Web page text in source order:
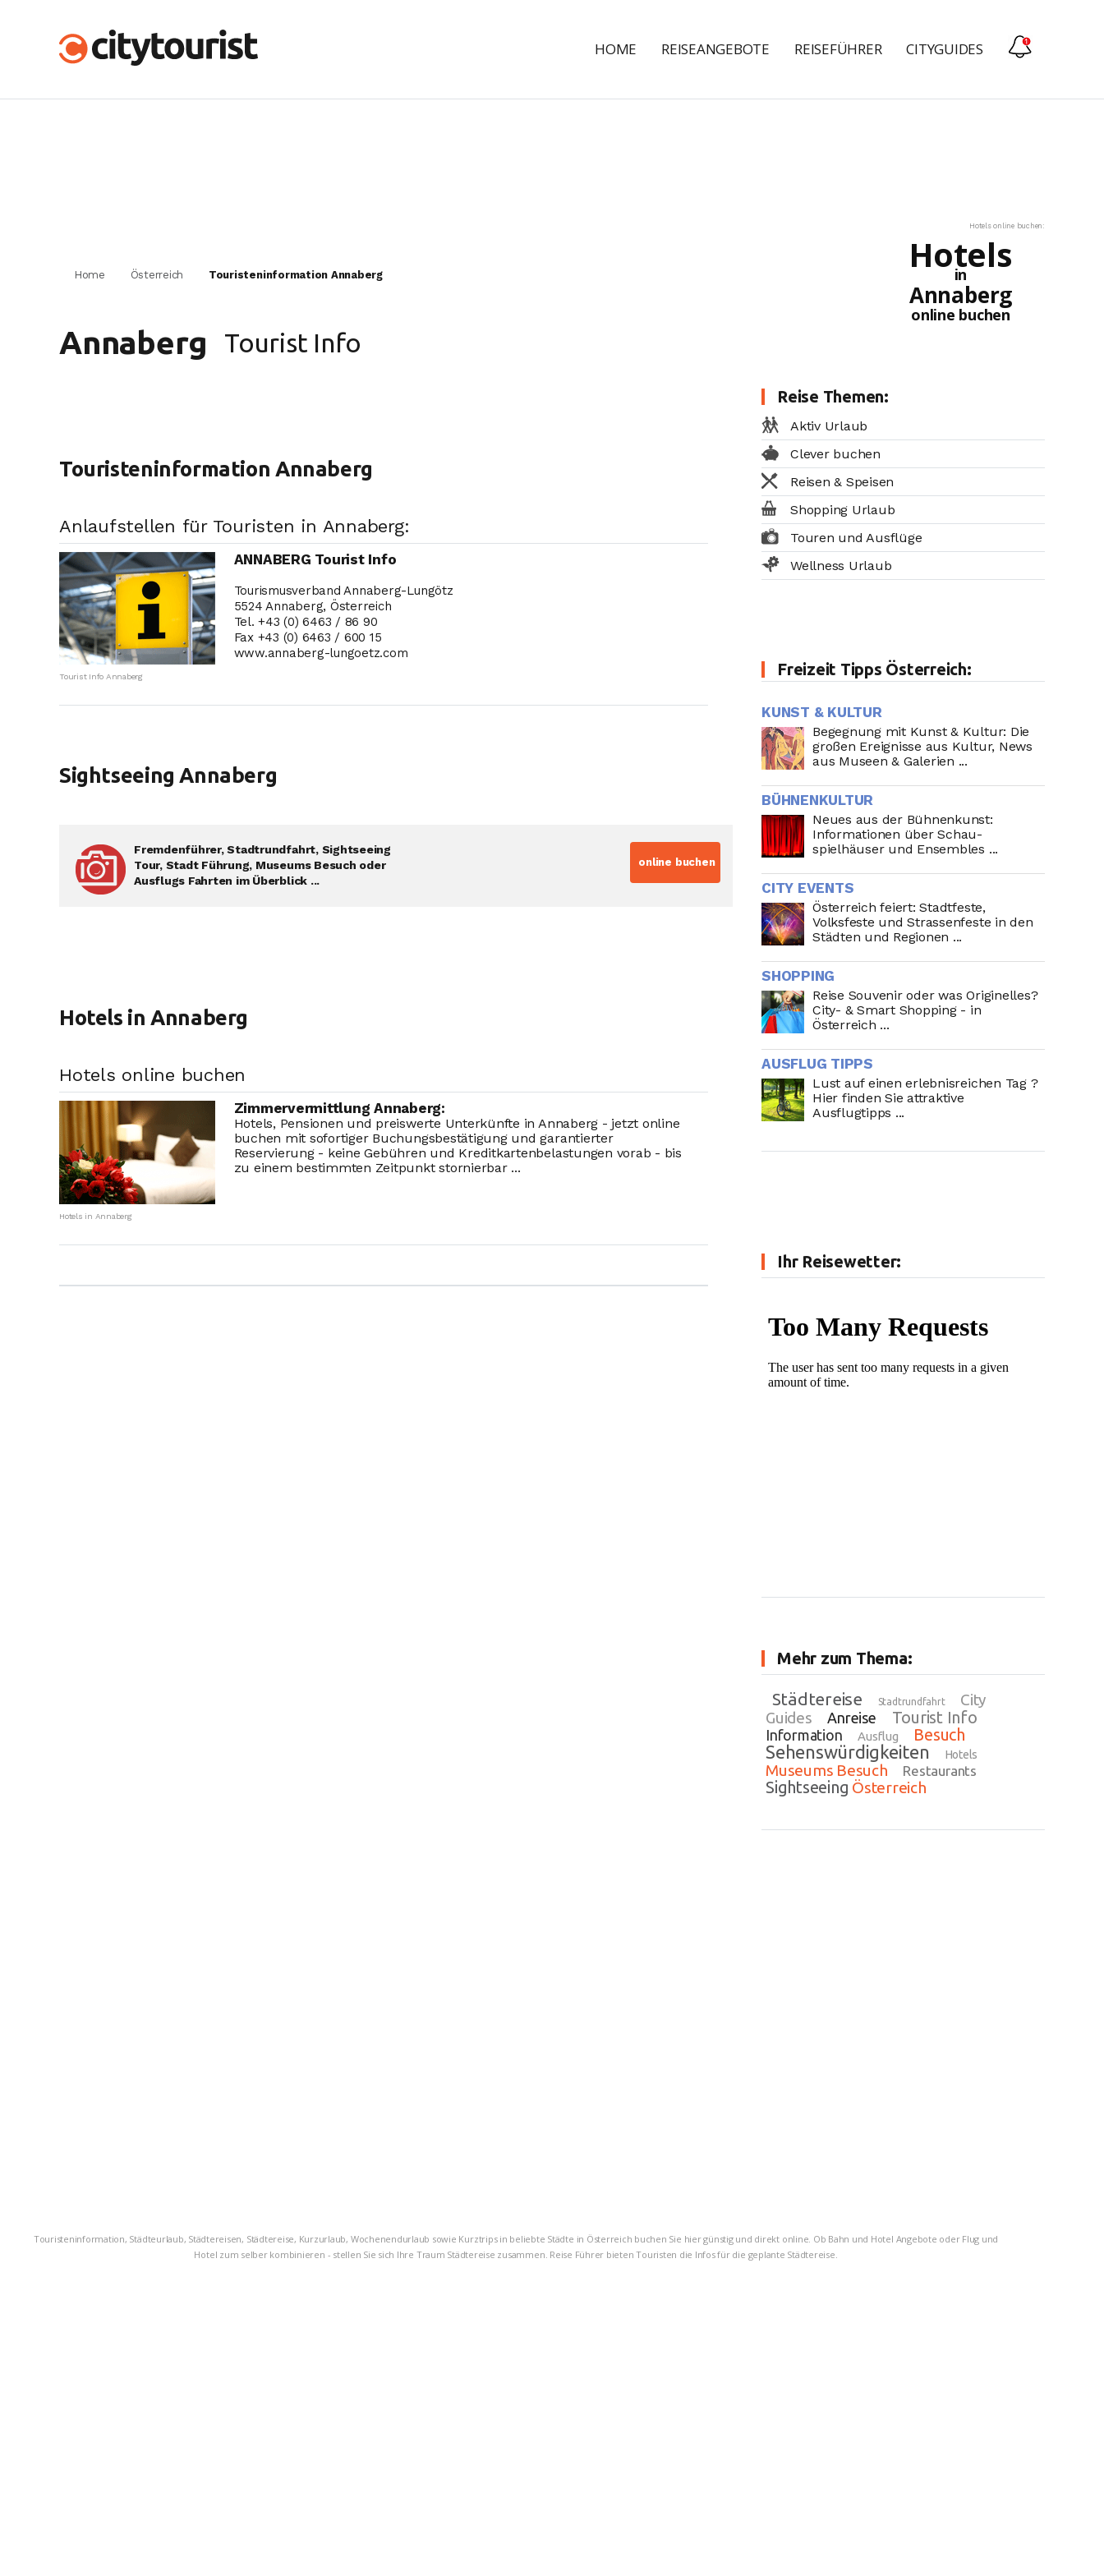
CITYGUIDES
REISEFÜHRER
REISEANGEBOTE
HOME
Home Österreich Touristeninformation Annaberg
Annaberg Tourist Info
Touristeninformation Annaberg
Anlaufstellen für Touristen in Annaberg:
Tourist Info Annaberg
ANNABERG Tourist Info
Tourismusverband Annaberg-Lungötz
5524 Annaberg, Österreich
Tel. +43 (0) 6463 / 86 90
Fax +43 (0) 6463 / 600 15
www.annaberg-lungoetz.com
Sightseeing Annaberg
Fremdenführer, Stadtrundfahrt, Sightseeing
Tour, Stadt Führung, Museums Besuch oder
Ausflugs Fahrten im Überblick ...
online buchen
Hotels in Annaberg
Hotels online buchen
Hotels in Annaberg
Zimmervermittlung Annaberg:
Hotels, Pensionen und preiswerte Unterkünfte in Annaberg - jetzt online
buchen mit sofortiger Buchungsbestätigung und garantierter
Reservierung - keine Gebühren und Kreditkartenbelastungen vorab - bis
zu einem bestimmten Zeitpunkt stornierbar ...
Hotels online buchen:
Hotels
in
Annaberg
online buchen
Reise Themen:
Aktiv Urlaub
Clever buchen
Reisen & Speisen
Shopping Urlaub
Touren und Ausflüge
Wellness Urlaub
Freizeit Tipps Österreich:
KUNST & KULTUR
Begegnung mit Kunst & Kultur: Die
großen Ereignisse aus Kultur, News
aus Museen & Galerien ...
BÜHNENKULTUR
Neues aus der Bühnenkunst:
Informationen über Schau-
spielhäuser und Ensembles ...
CITY EVENTS
Österreich feiert: Stadtfeste,
Volksfeste und Strassenfeste in den
Städten und Regionen ...
SHOPPING
Reise Souvenir oder was Originelles?
City- & Smart Shopping - in
Österreich ...
AUSFLUG TIPPS
Lust auf einen erlebnisreichen Tag ?
Hier finden Sie attraktive
Ausflugtipps ...
Ihr Reisewetter:
Mehr zum Thema:
Städtereise Stadtrundfahrt
City
Guides
Anreise Tourist Info
Information Ausflug Besuch
Sehenswürdigkeiten Hotels
Museums Besuch Restaurants
Sightseeing Österreich
Touristeninformation, Städteurlaub, Städtereisen, Städtereise, Kurzurlaub, Wochenendurlaub sowie Kurztrips in beliebte Städte in Österreich buchen Sie hier günstig und direkt online. Ob Bahn und Hotel Angebote oder Flug und
Hotel zum selber kombinieren - stellen Sie sich Ihre Traum Städtereise zusammen. Reise Führer bieten Touristen die Infos für die geplante Städtereise.